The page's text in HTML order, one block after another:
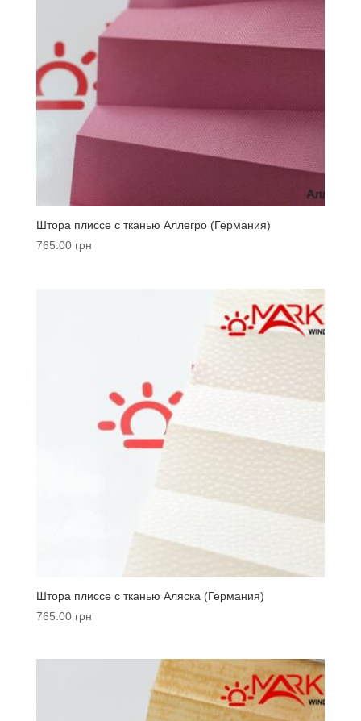
Штора плиссе с тканью Аллегро (Германия)
765.00грн
Штора плиссе с тканью Аляска (Германия)
765.00грн